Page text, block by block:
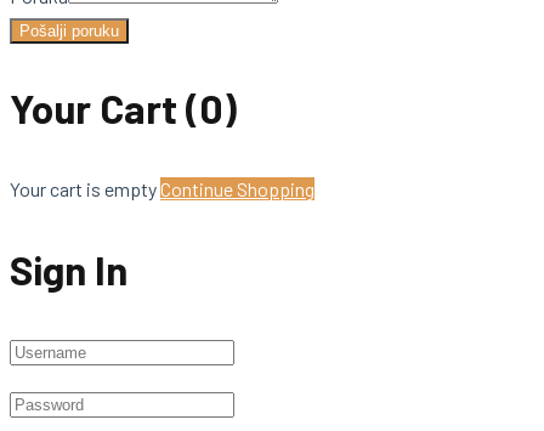
Pošalji poruku
Your Cart (0)
Your cart is emptyContinue Shopping
Sign In